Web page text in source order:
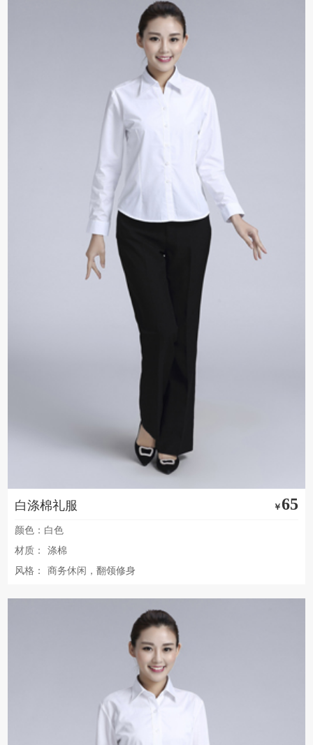
白涤棉礼服 ￥65
颜色：白色
材质：
涤棉
风格：
商务休闲，翻领修身